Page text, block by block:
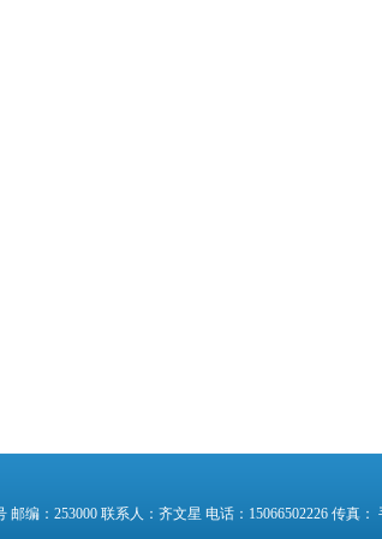
编：253000 联系人：齐文星 电话：15066502226 传真：